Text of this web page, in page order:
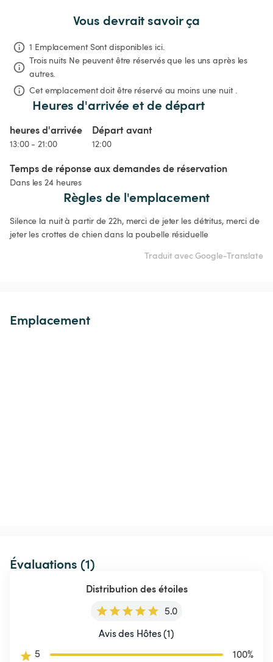
Vous devrait savoir ça
1 Emplacement Sont disponibles ici.
Trois nuits Ne peuvent être réservés que les uns après les
autres.
Cet emplacement doit être réservé au moins une nuit .
Heures d'arrivée et de départ
heures d'arrivée
13:00 - 21:00
Départ avant
12:00
Temps de réponse aux demandes de réservation
Dans les 24 heures
Règles de l'emplacement
Silence la nuit à partir de 22h, merci de jeter les détritus, merci de
jeter les crottes de chien dans la poubelle résiduelle
Traduit avec Google-Translate
Emplacement
Évaluations (1)
Distribution des étoiles
5.0
Avis des Hôtes (1)
5
100%